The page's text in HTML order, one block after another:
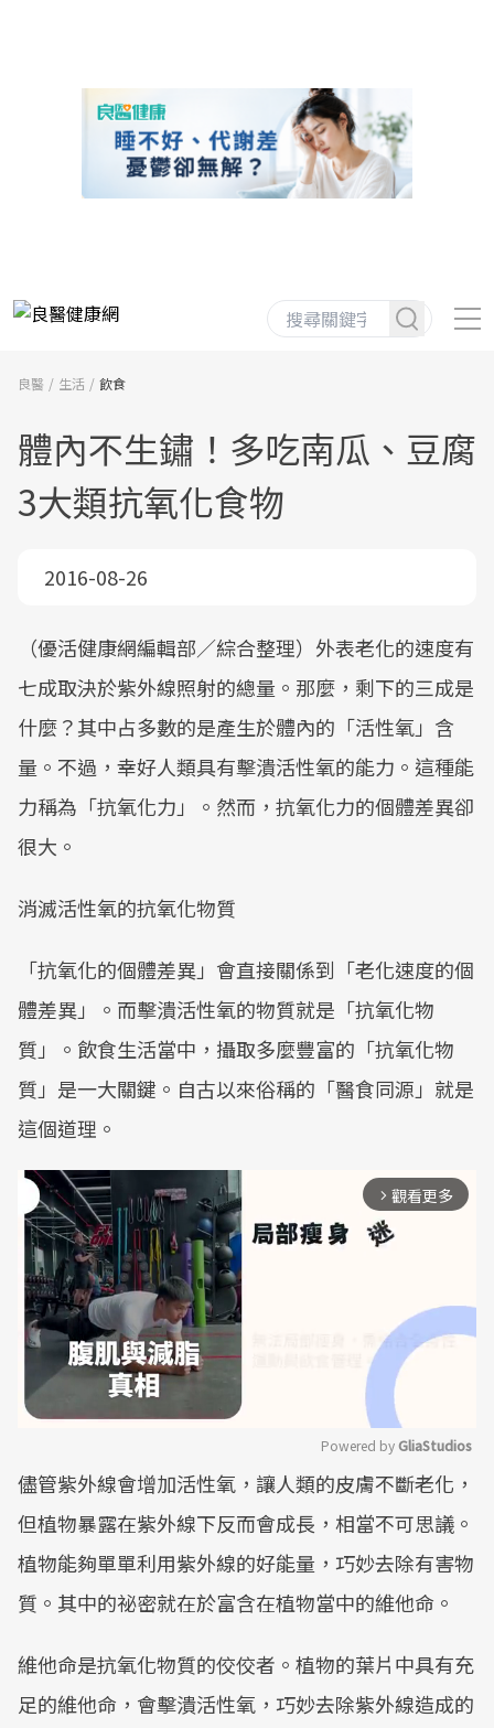
良醫 生活 飲食
體內不生鏽！多吃南瓜、豆腐
3大類抗氧化食物
2016-08-26
（優活健康網編輯部／綜合整理）外表老化的速度有
七成取決於紫外線照射的總量。那麼，剩下的三成是
什麼？其中占多數的是產生於體內的「活性氧」含
量。不過，幸好人類具有擊潰活性氧的能力。這種能
力稱為「抗氧化力」。然而，抗氧化力的個體差異卻
很大。
消滅活性氧的抗氧化物質
「抗氧化的個體差異」會直接關係到「老化速度的個
體差異」。而擊潰活性氧的物質就是「抗氧化物
質」。飲食生活當中，攝取多麼豐富的「抗氧化物
質」是一大關鍵。自古以來俗稱的「醫食同源」就是
這個道理。
arrow_forward_ios 觀看更多
Mute
Powered by GliaStudios
儘管紫外線會增加活性氧，讓人類的皮膚不斷老化，
但植物暴露在紫外線下反而會成長，相當不可思議。
植物能夠單單利用紫外線的好能量，巧妙去除有害物
質。其中的祕密就在於富含在植物當中的維他命。
維他命是抗氧化物質的佼佼者。植物的葉片中具有充
足的維他命，會擊潰活性氧，巧妙去除紫外線造成的